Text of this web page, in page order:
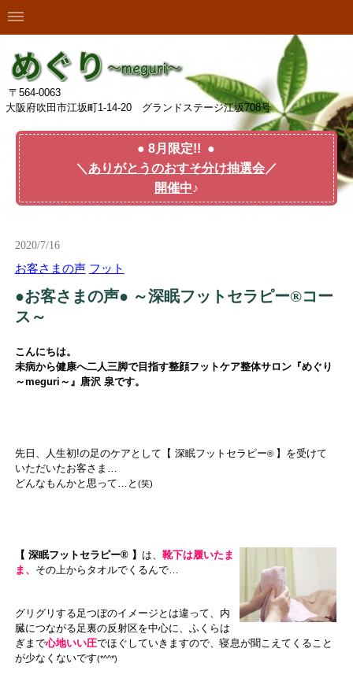
〒564-0063
大阪府吹田市江坂町1-14-20 グランドステージ江坂708号
● 8月限定!! ●
＼ ありがとうのおすそ分け抽選会／
開催中♪
2020/7/16
お客さまの声 フット
●お客さまの声● ～深眠フットセラピー®コー
ス～
こんにちは。
未病から健康へ二人三脚で目指す整顔フットケア整体サロン『めぐり
～meguri～』唐沢 泉です。
先日、人生初!の足のケアとして【 深眠フットセラピー® 】 を受けて
いただいたお客さま…
どんなもんかと思って…と (笑)
【 深眠フットセラピー® 】 は、 靴下は履いたま
ま、 その上からタオルでくるんで…
グリグリする足つぼのイメージとは違って、 内
臓につながる 足裏の反射区を中心に、 ふくらは
ぎまで心地いい圧でほぐしていきますので、寝息が聞こえてくること
が少なくないです(*^^*)